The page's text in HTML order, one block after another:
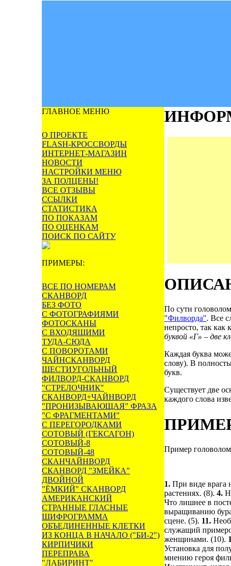
ГЛАВНОЕ МЕНЮ
О ПРОЕКТЕ
FLASH-КРОССВОРДЫ
ИНТЕРНЕТ-МАГАЗИН
НОВОСТИ
НАСТРОЙКИ МЕНЮ
ЗА ПОЛЦЕНЫ!
ВСЕ ОТЗЫВЫ
ССЫЛКИ
СТАТИСТИКА
ПО ПОКАЗАМ
ПО ОЦЕНКАМ
ПОИСК ПО САЙТУ
ПРИМЕРЫ:
ВСЕ ПО НОМЕРАМ
СКАНВОРД
БЕЗ ФОТО
С ФОТОГРАФИЯМИ
ФОТОСКАНЫ
С ВХОДЯЩИМИ
ТУДА-СЮДА
С ПОВОРОТАМИ
ЧАЙНСКАНВОРД
ШЕСТИУГОЛЬНЫЙ
ФИЛВОРД-СКАНВОРД
"СТРЕЛОЧНИК"
СКАНВОРД+ЧАЙНВОРД
"ПРОНИЗЫВАЮЩАЯ" ФРАЗА
"С ФРАГМЕНТАМИ"
С ПЕРЕГОРОДКАМИ
СОТОВЫЙ (ГЕКСАГОН)
СОТОВЫЙ-8
СОТОВЫЙ-48
СКАНЧАЙНВОРД
СКАНВОРД "ЗМЕЙКА"
ДВОЙНОЙ
"ЁМКИЙ" СКАНВОРД
АМЕРИКАНСКИЙ
СТРАННЫЕ ГЛАСНЫЕ
ШИФРОГРАММА
ОБЪЕДИНЕННЫЕ КЛЕТКИ
ИЗ КОНЦА В НАЧАЛО ("БИ-2")
КИРПИЧИКИ
ПЕРЕПРАВА
"ЛАБИРИНТ"
По сути
"Филворда". Все
непросто, так как
буквой «Г» – две
Каждая буква
слову). В
букв.
Существует две
каждого слова
Пример
1. При виде врага
растениях. (8). 4.
Что лишнее в
выращиванию
сцене. (5). 11.
служащий
женщинами. (10).
Установка для
мнению героя